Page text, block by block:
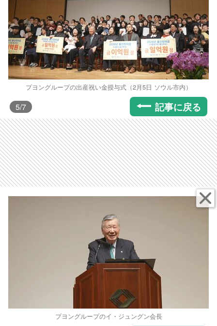
プヨングループの出産祝い金授与式（2月5日 ソウル市内）
5/7 記事に戻る
プヨングループのイ・ジュングン会長